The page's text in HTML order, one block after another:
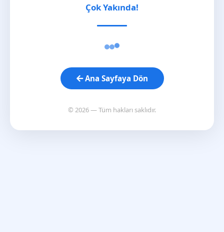
Çok Yakında!
Ana Sayfaya Dön
© 2026 — Tüm hakları saklıdır.